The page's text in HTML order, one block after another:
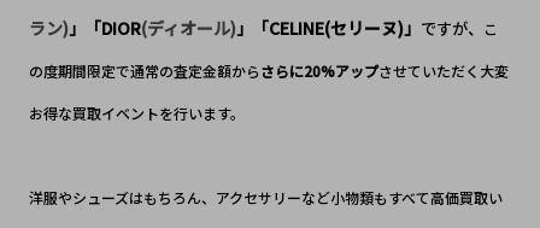
ラン)」 「DIOR(ディオール)」 「CELINE(セリーヌ)」 ですが、 こ
の度期間限定で通常の査定金額からさらに20%アップさせていただく大変
お得な買取イベントを行います。
洋服やシューズはもちろん、アクセサリーなど小物類もすべて高価買取い